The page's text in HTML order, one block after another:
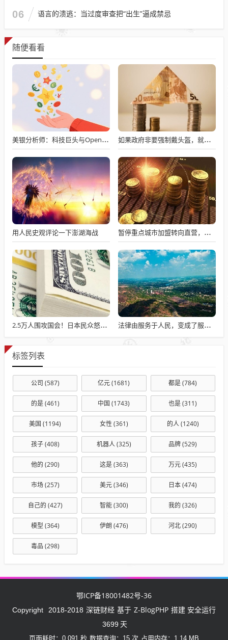
06 语言的溃逃：当过度审查把“出生”逼成禁忌
随便看看
美银分析师：科技巨头与OpenAI的合作恐“引火烧身” 如果政府非要强制戴头盔，就得先让电动自行车有个放头盔的地方
用人民史观评论一下澎湖海战 暂停重点城市加盟转向直营，库迪为何急刹车？
2.5万人围攻国会！日本民众怒了：让她下台！ 法律由服务于人民，变成了服务于法学届
标签列表
公司 (587) 亿元(1681) 都是(784)
的是(461) 中国 (1743) 也是(311)
美国 (1194) 女性 (361) 的人(1240)
孩子(408) 机器人(325) 品牌(529)
他的 (290) 这是(363) 万元(435)
市场(257) 美元(346) 日本(474)
自己的 (427) 智能(300) 我的 (326)
模型 (364) 伊朗 (476) 河北(290)
毒品 (298)
鄂ICP备18001482号-36
Copyright 2018-2018 深链财经 基于 Z-BlogPHP 搭建 安全运行
3699 天
页面耗时：0.091 秒 数据查询：15 次 占用内存：1.14 MB